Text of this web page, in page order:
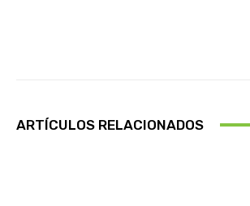
ARTÍCULOS RELACIONADOS